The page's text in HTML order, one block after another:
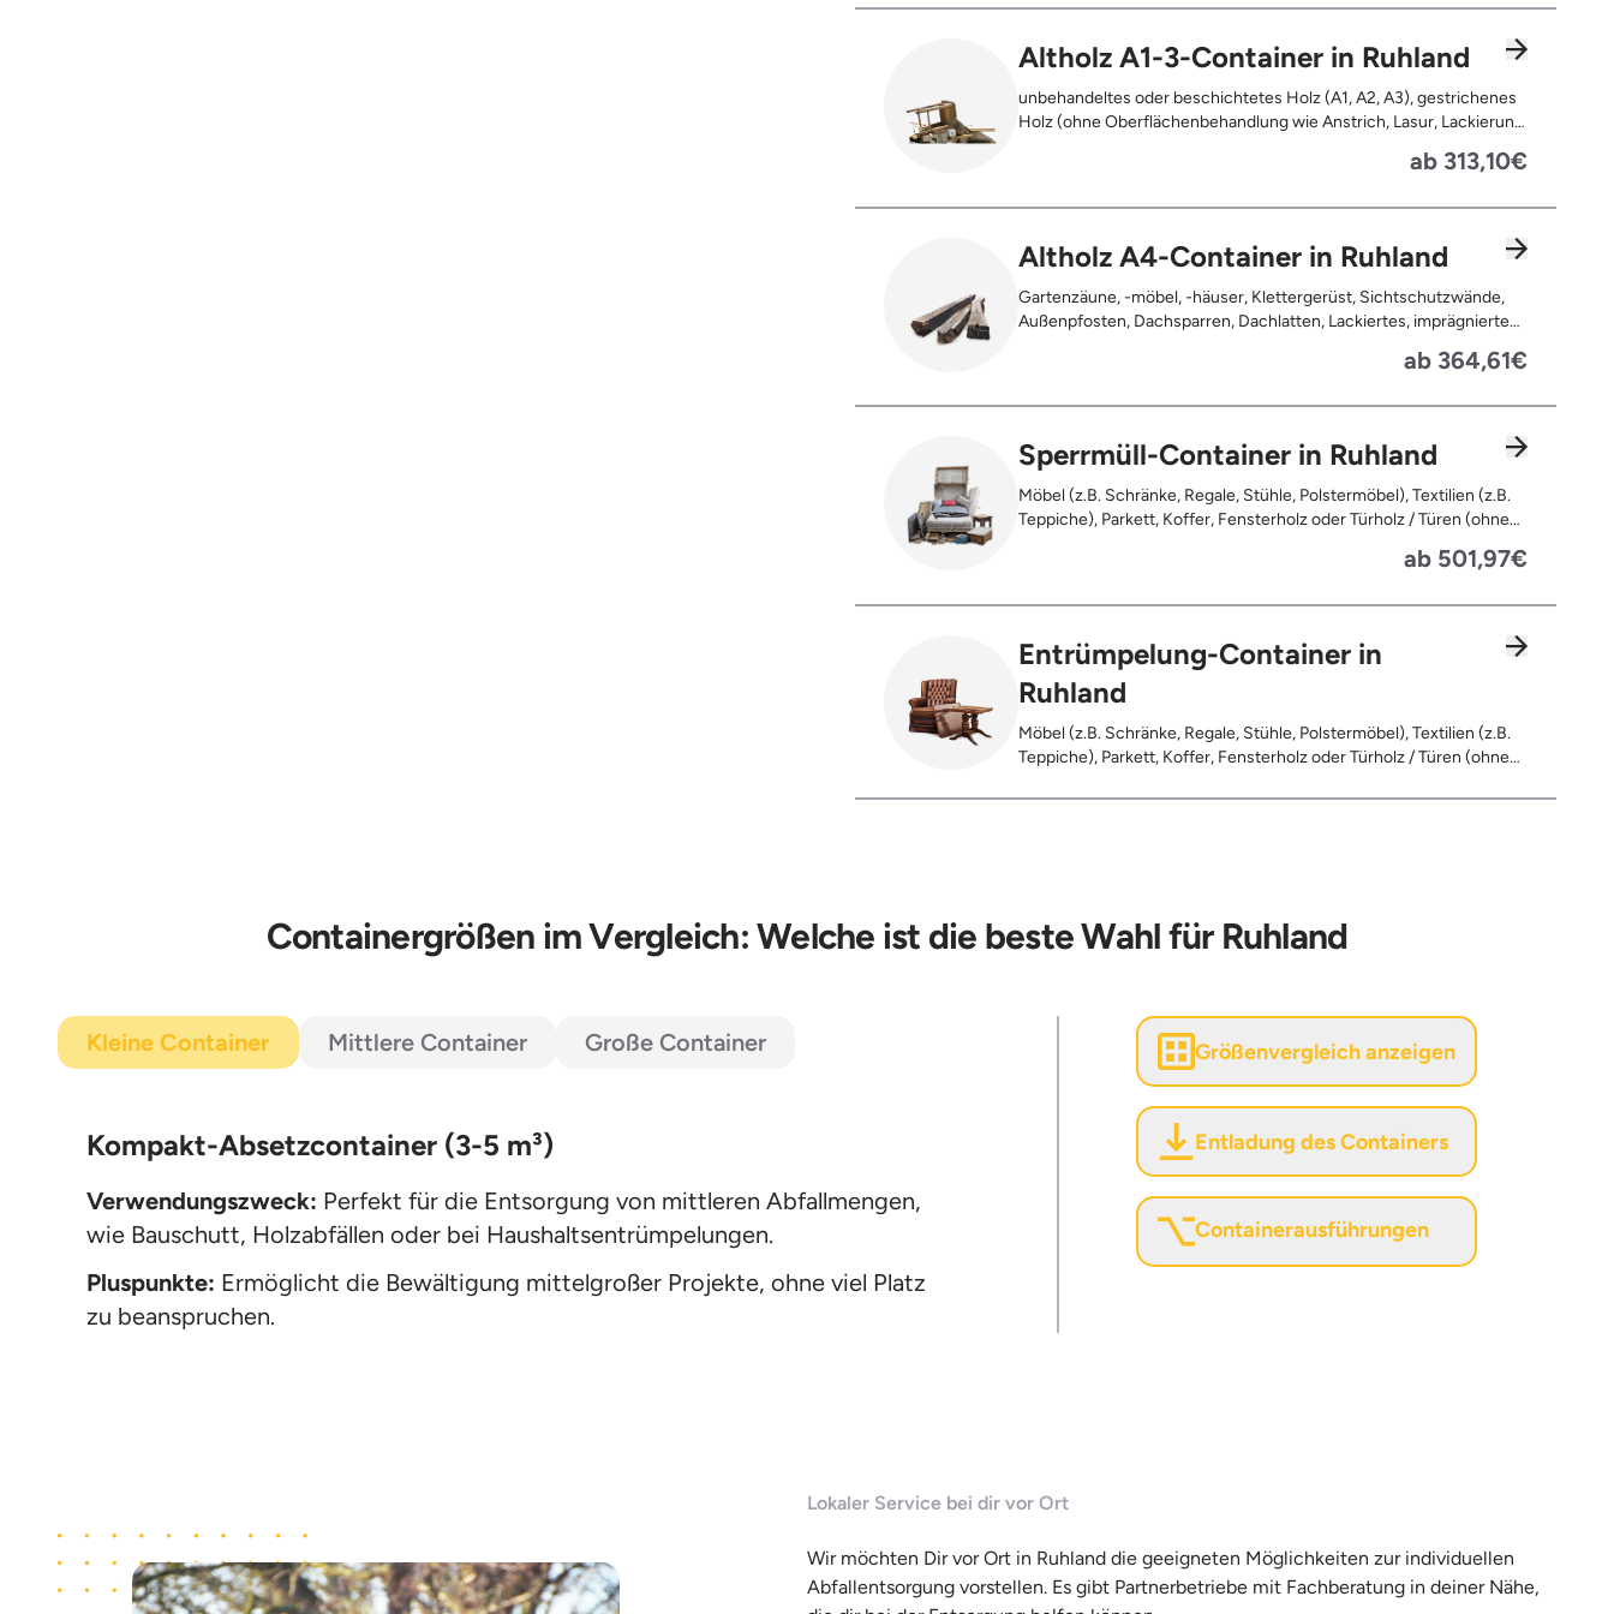
Altholz A1-3-Container in Ruhland
unbehandeltes oder beschichtetes Holz (A1, A2, A3), gestrichenes
Holz (ohne Oberflächenbehandlung wie Anstrich, Lasur, Lackierung
Möbel und Türen, Geleimtes Holz oder Furnierholz, Unbehandeltes
ab 313,10€
Altholz A4-Container in Ruhland
Gartenzäune, -möbel, -häuser, Klettergerüst, Sichtschutzwände,
Außenpfosten, Dachsparren, Dachlatten, Lackiertes, imprägniertes
verbranntes Holz, Fensterrahmen, Außentüren, Balkongeländer,
ab 364,61€
Sperrmüll-Container in Ruhland
Möbel (z.B. Schränke, Regale, Stühle, Polstermöbel), Textilien (z.B.
Teppiche), Parkett, Koffer, Fensterholz oder Türholz / Türen (ohne
ab 501,97€
Entrümpelung-Container in
Ruhland
Möbel (z.B. Schränke, Regale, Stühle, Polstermöbel), Textilien (z.B.
Teppiche), Parkett, Koffer, Fensterholz oder Türholz / Türen (ohne
Restentleerte Gebinde wie Dosen, Fässer, Eimer, Sonstiger
Containergrößen im Vergleich: Welche ist die beste Wahl für Ruhland
Kleine Container Mittlere Container Große Container
Kompakt-Absetzcontainer (3-5 m³)
Verwendungszweck: Perfekt für die Entsorgung von mittleren Abfallmengen,
wie Bauschutt, Holzabfällen oder bei Haushaltsentrümpelungen.
Pluspunkte: Ermöglicht die Bewältigung mittelgroßer Projekte, ohne viel Platz
zu beanspruchen.
Größenvergleich anzeigen
Entladung des Containers
Containerausführungen
Lokaler Service bei dir vor Ort
Wir möchten Dir vor Ort in Ruhland die geeigneten Möglichkeiten zur individuellen
Abfallentsorgung vorstellen. Es gibt Partnerbetriebe mit Fachberatung in deiner Nähe,